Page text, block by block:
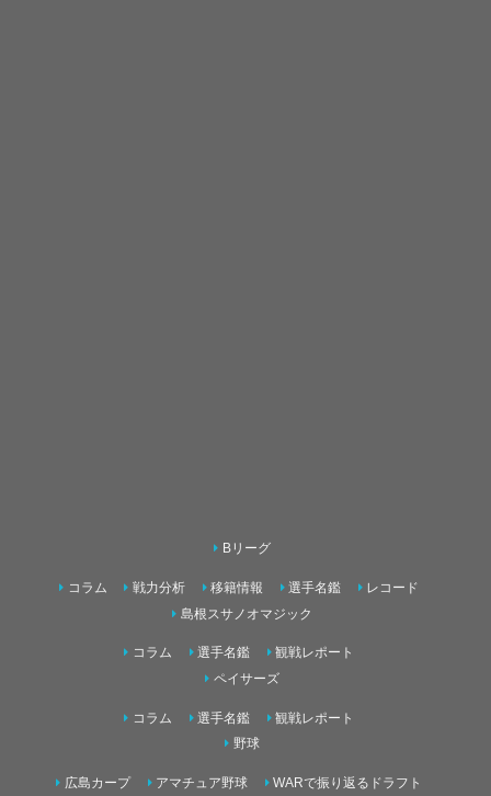
Bリーグ
コラム 戦力分析 移籍情報 選手名鑑
レコード
島根スサノオマジック
コラム 選手名鑑
観戦レポート
ペイサーズ
コラム 選手名鑑
観戦レポート
野球
広島カープ アマチュア野球 WARで振り返るドラフト